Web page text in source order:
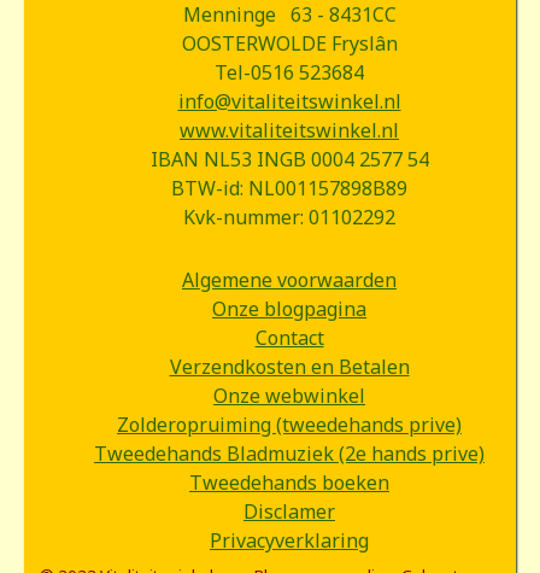
Menninge 63 - 8431CC
OOSTERWOLDE Fryslân
Tel-0516 523684
info@vitaliteitswinkel.nl
www.vitaliteitswinkel.nl
IBAN NL53 INGB 0004 2577 54
BTW-id: NL001157898B89
Kvk-nummer: 01102292
Algemene voorwaarden
Onze blogpagina
Contact
Verzendkosten en Betalen
Onze webwinkel
Zolderopruiming (tweedehands prive)
Tweedehands Bladmuziek (2e hands prive)
Tweedehands boeken
Disclamer
Privacyverklaring